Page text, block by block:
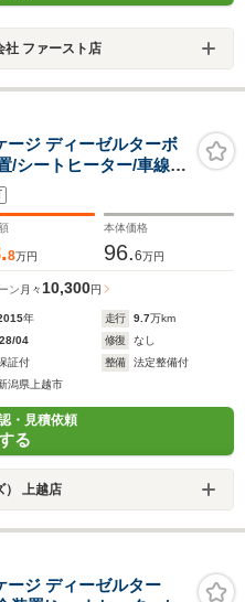
社 ファースト店
ジ ディーゼルターボ
シートヒーター/車線逸
ザー/ヘッドランプ
横滑り防止装置
8万円
本体価格
96.6万円
ン 月々 10,300円
年 走行 9.7万km
04 修復
なし
証付 整備
法定整備付
潟県上越市
・見積依頼
る
） 上越店
ジ ディーゼルター